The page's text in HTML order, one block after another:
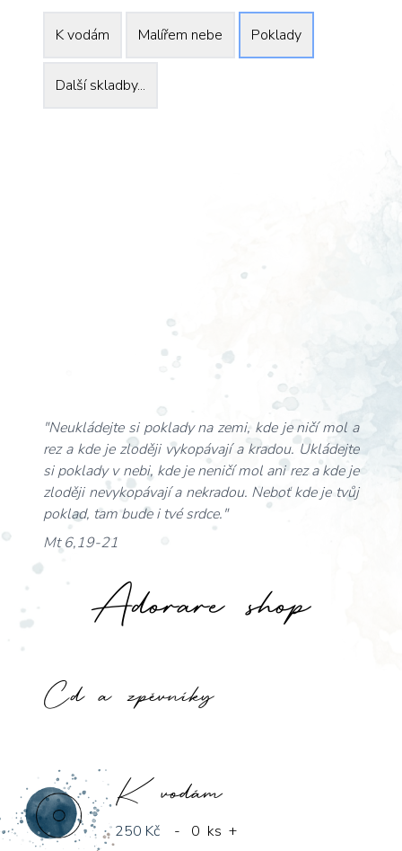
K vodám Malířem nebe Poklady
Další skladby...
"Neukládejte si poklady na zemi, kde je ničí mol a
rez a kde je zloději vykopávají a kradou. Ukládejte
si poklady v nebi, kde je neničí mol ani rez a kde je
zloději nevykopávají a nekradou. Neboť kde je tvůj
poklad, tam bude i tvé srdce."
Mt 6,19-21
Adorare shop
Cd a zpěvníky
K vodám
250 Kč - 0 ks +